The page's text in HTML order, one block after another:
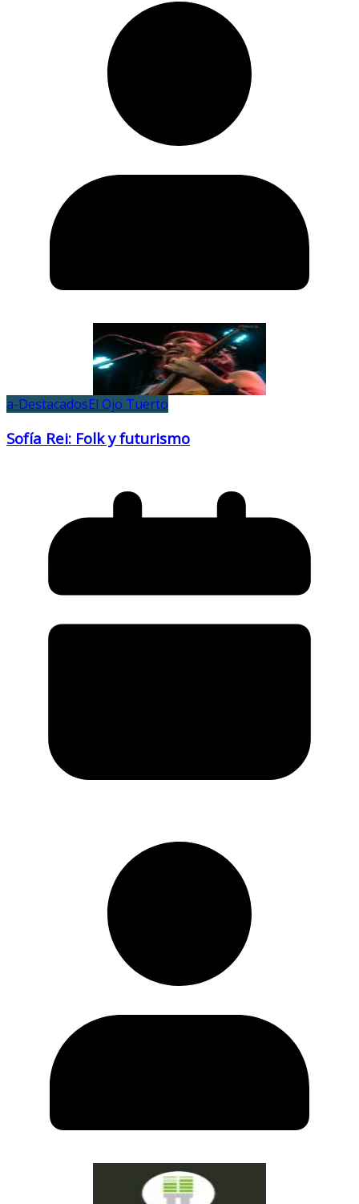
a-DestacadosEl Ojo Tuerto
Sofía Rei: Folk y futurismo